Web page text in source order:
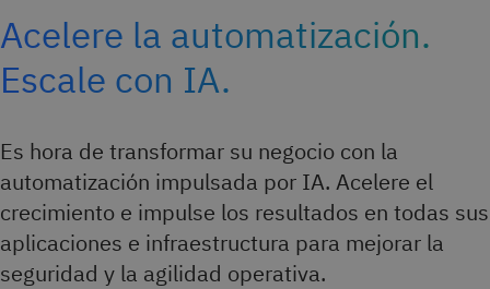
Acelere la automatización.
Escale con IA.
Es hora de transformar su negocio con la
automatización impulsada por IA. Acelere el
crecimiento e impulse los resultados en todas sus
aplicaciones e infraestructura para mejorar la
seguridad y la agilidad operativa.